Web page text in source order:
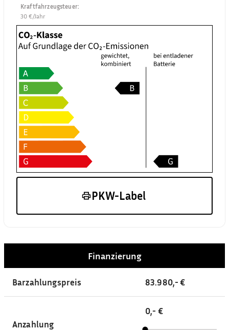
Kraftfahrzeugsteuer:
30 €/Jahr
PKW-Label
Finanzierung
Barzahlungspreis 83.980,- €
Anzahlung
0,- €